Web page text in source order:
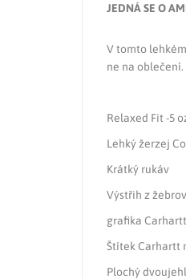
JEDNÁ SE O
V tomto
ne na
Relaxed Fit -5
Lehký žerzej
Krátký rukáv
Výstřih z
grafika Carhartt
Štítek Carhartt
Plochý